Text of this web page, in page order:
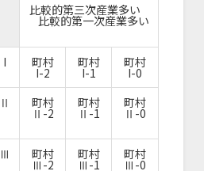
比較的第三次産業多い
比較的第一次産業多い
I 町村
I-2
町村
I-1
町村
I-0
Ⅱ 町村
Ⅱ-2
町村
Ⅱ-1
町村
Ⅱ-0
Ⅲ 町村
Ⅲ-2
町村
Ⅲ-1
町村
Ⅲ-0